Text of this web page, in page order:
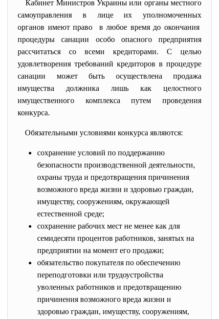
Кабинет Министров Украины или органы местного
самоуправления в лице их уполномоченных
органов имеют право в любое время до окончания
процедуры санации особо опасного предприятия
рассчитаться со всеми кредиторами. С целью
удовлетворения требований кредиторов в процедуре
санации может быть осуществлена продажа
имущества должника лишь как целостного
имущественного комплекса путем проведения
конкурса.
Обязательными условиями конкурса являются:
сохранение условий по поддержанию
безопасности производственной деятельности,
охраны труда и предотвращения причинения
возможного вреда жизни и здоровью граждан,
имуществу, сооружениям, окружающей
естественной среде;
сохранение рабочих мест не менее как для
семидесяти процентов работников, занятых на
предприятии на момент его продажи;
обязательство покупателя по обеспечению
переподготовки или трудоустройства
уволенных работников и предотвращению
причинения возможного вреда жизни и
здоровью граждан, имуществу, сооружениям,